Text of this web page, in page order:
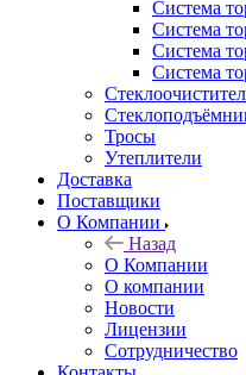
Система
Система
Система
Система
Тросы
Утеплители
Доставка
Поставщики
О Компании
Назад
О Компании
О компании
Новости
Лицензии
Сотрудничество